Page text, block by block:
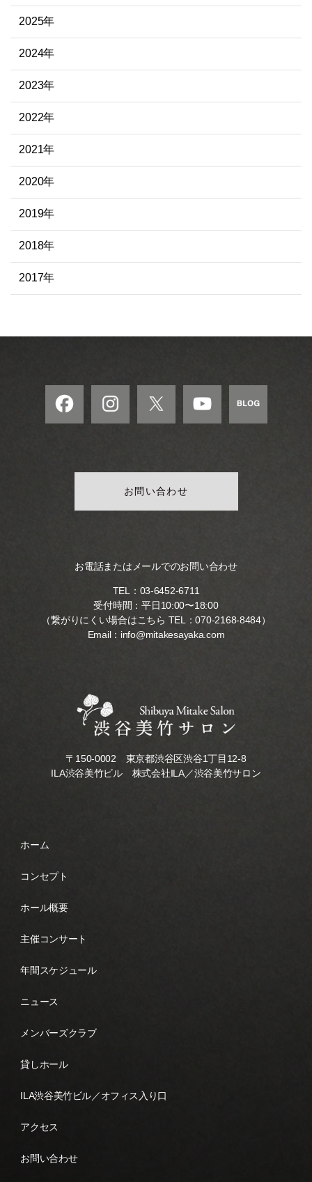
2025年
2024年
2023年
2022年
2021年
2020年
2019年
2018年
2017年
お問い合わせ
お電話またはメールでのお問い合わせ
TEL： 03-6452-6711
受付時間：平日10:00〜18:00
（繋がりにくい場合はこちら TEL：070-2168-8484）
Email： info@mitakesayaka.com
〒150-0002 東京都渋谷区渋谷1丁目12-8
ILA渋谷美竹ビル 株式会社ILA／渋谷美竹サロン
ホーム
コンセプト
ホール概要
主催コンサート
年間スケジュール
ニュース
メンバーズクラブ
貸しホール
ILA渋谷美竹ビル／オフィス入り口
アクセス
お問い合わせ